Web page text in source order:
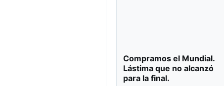
Compramos el Mundial.
Lástima que no alcanzó
para la final.